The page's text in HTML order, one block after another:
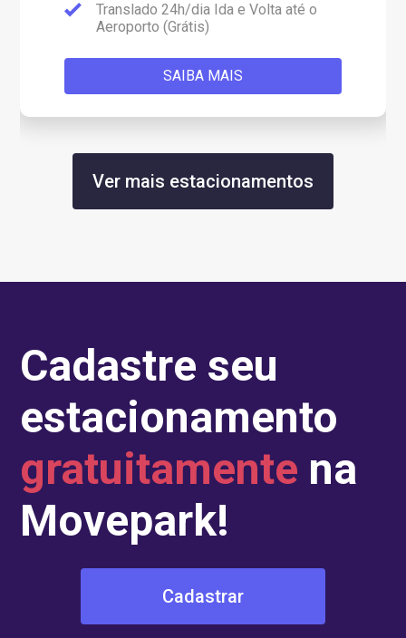
Translado 24h/dia Ida e Volta até o
Aeroporto (Grátis)
SAIBA MAIS
Ver mais estacionamentos
Cadastre seu
estacionamento
gratuitamente na
Movepark!
Cadastrar